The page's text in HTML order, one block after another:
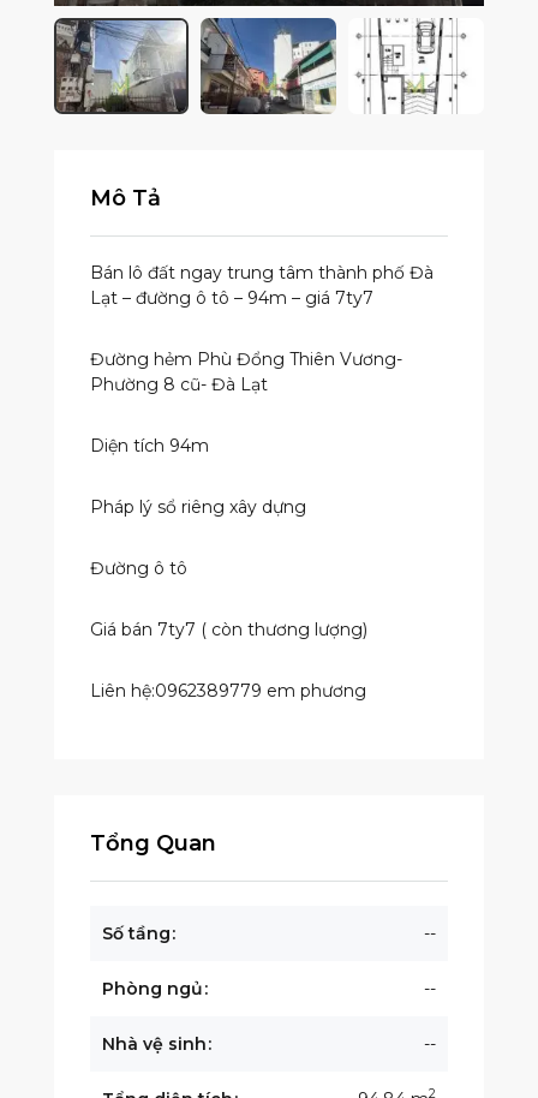
Mô Tả
Bán lô đất ngay trung tâm thành phố Đà
Lạt – đường ô tô – 94m – giá 7ty7
Đường hẻm Phù Đổng Thiên Vương-
Phường 8 cũ- Đà Lạt
Diện tích 94m
Pháp lý sổ riêng xây dựng
Đường ô tô
Giá bán 7ty7 ( còn thương lượng)
Liên hệ:0962389779 em phương
Tổng Quan
Số tầng --
Phòng ngủ --
Nhà vệ sinh --
2